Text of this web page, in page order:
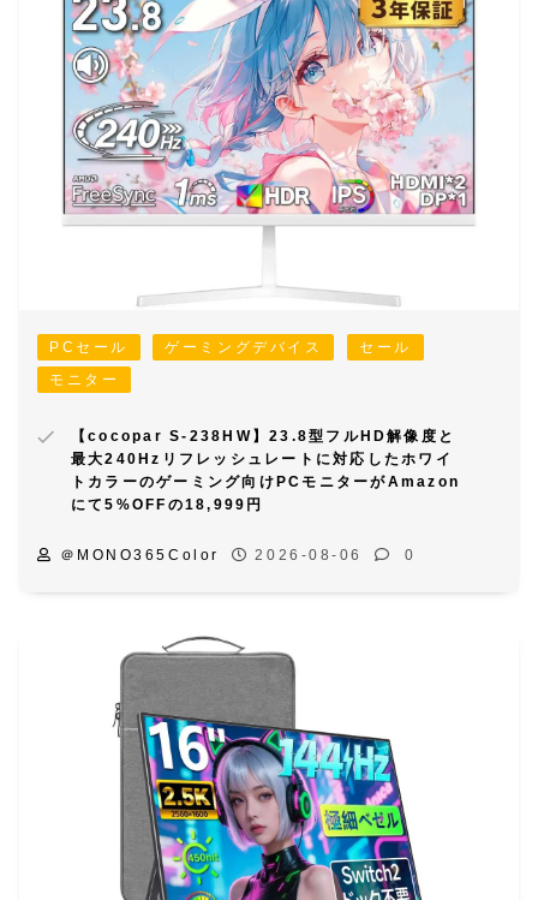
PCセール ゲーミングデバイス
セール
モニター
【cocopar S-238HW】23.8型フルHD解像度と
最大240Hzリフレッシュレートに対応したホワイ
トカラーのゲーミング向けPCモニターがAmazon
にて5%OFFの18,999円
＠MONO365Color 2026-08-06 0